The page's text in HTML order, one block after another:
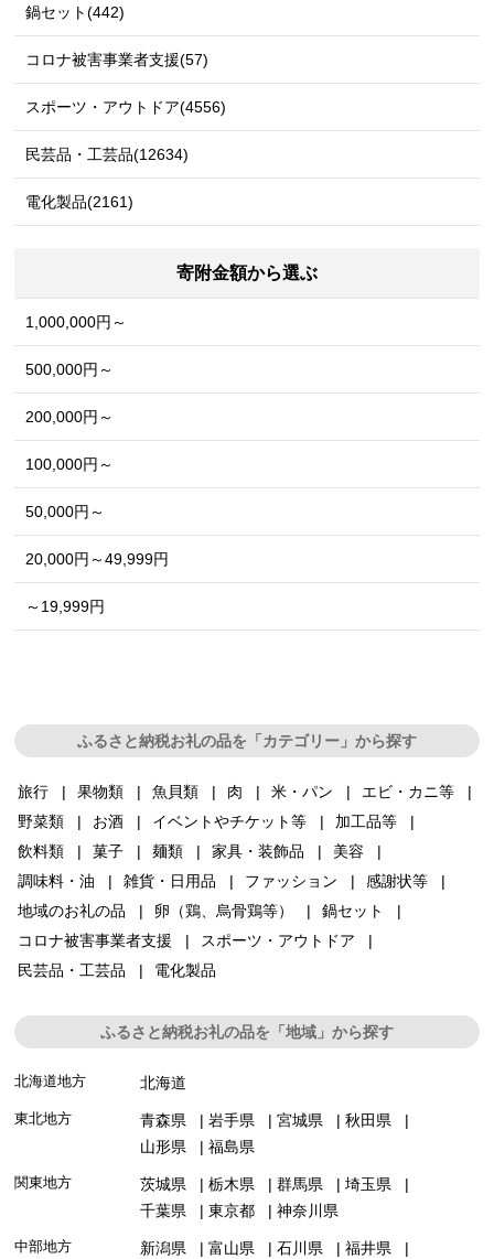
鍋セット(442)
コロナ被害事業者支援(57)
スポーツ・アウトドア(4556)
民芸品・工芸品(12634)
電化製品(2161)
寄附金額から選ぶ
1,000,000円～
500,000円～
200,000円～
100,000円～
50,000円～
20,000円～49,999円
～19,999円
ふるさと納税お礼の品を「カテゴリー」から探す
旅行 果物類 魚貝類 肉 米・パン
エビ・カニ等
野菜類
お酒 イベントやチケット等
加工品等
飲料類
菓子 麺類 家具・装飾品
美容
調味料・油
雑貨・日用品 ファッション
感謝状等
地域のお礼の品
卵（鶏、烏骨鶏等）
鍋セット
コロナ被害事業者支援
スポーツ・アウトドア
民芸品・工芸品
電化製品
ふるさと納税お礼の品を「地域」から探す
北海道地方 北海道
東北地方 青森県 岩手県 宮城県
秋田県
山形県
福島県
関東地方 茨城県 栃木県 群馬県
埼玉県
千葉県
東京都 神奈川県
中部地方 新潟県 富山県 石川県
福井県